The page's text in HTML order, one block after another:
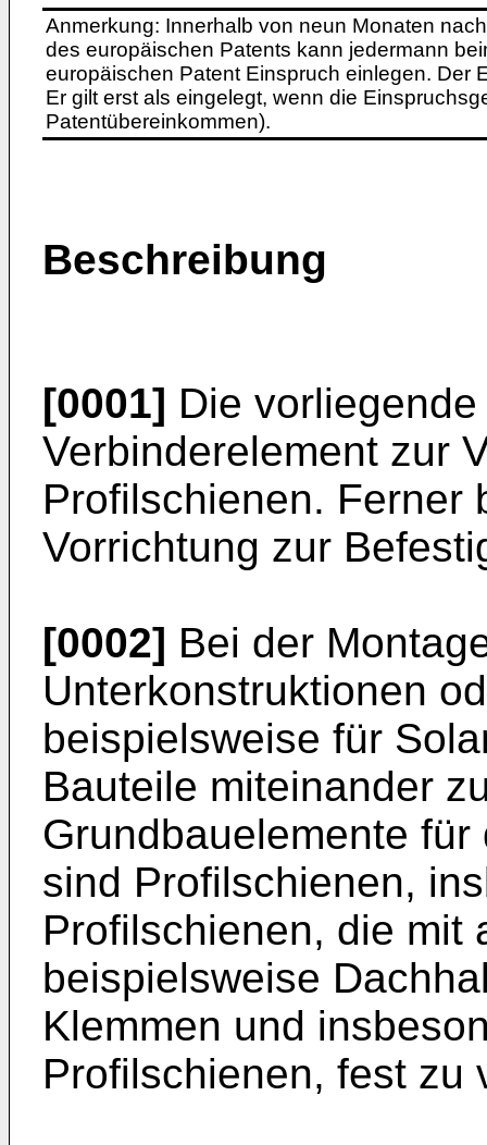
Anmerkung: Innerhalb von neun Monaten
des europäischen Patents kann jedermann
europäischen Patent Einspruch einlegen. Der
Er gilt erst als eingelegt, wenn die
Patentübereinkommen).
Beschreibung
[0001] Die
Verbinderelement zur
Profilschienen. Ferner
Vorrichtung zur
[0002] Bei der
Unterkonstruktionen
beispielsweise für
Bauteile miteinander
Grundbauelemente
sind Profilschienen,
Profilschienen, die mit
beispielsweise
Klemmen und
Profilschienen, fest zu